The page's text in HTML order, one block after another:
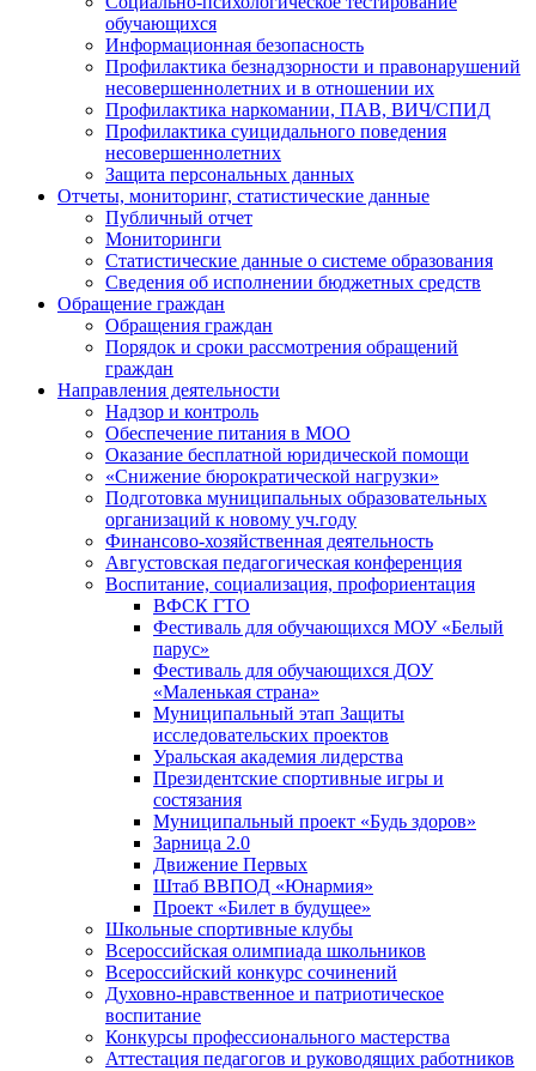
обучающихся
Информационная безопасность
Профилактика безнадзорности и правонарушений
несовершеннолетних и в отношении их
Профилактика наркомании, ПАВ, ВИЧ/СПИД
Профилактика суицидального поведения
несовершеннолетних
Защита персональных данных
Отчеты, мониторинг, статистические данные
Публичный отчет
Мониторинги
Статистические данные о системе образования
Сведения об исполнении бюджетных средств
Обращение граждан
Обращения граждан
Порядок и сроки рассмотрения обращений
граждан
Направления деятельности
Надзор и контроль
Обеспечение питания в МОО
Оказание бесплатной юридической помощи
«Снижение бюрократической нагрузки»
Подготовка муниципальных образовательных
организаций к новому уч.году
Финансово-хозяйственная деятельность
Августовская педагогическая конференция
Воспитание, социализация, профориентация
ВФСК ГТО
Фестиваль для обучающихся МОУ «Белый
парус»
Фестиваль для обучающихся ДОУ
«Маленькая страна»
Муниципальный этап Защиты
исследовательских проектов
Уральская академия лидерства
Президентские спортивные игры и
состязания
Муниципальный проект «Будь здоров»
Зарница 2.0
Движение Первых
Штаб ВВПОД «Юнармия»
Проект «Билет в будущее»
Школьные спортивные клубы
Всероссийская олимпиада школьников
Всероссийский конкурс сочинений
Духовно-нравственное и патриотическое
воспитание
Конкурсы профессионального мастерства
Аттестация педагогов и руководящих работников